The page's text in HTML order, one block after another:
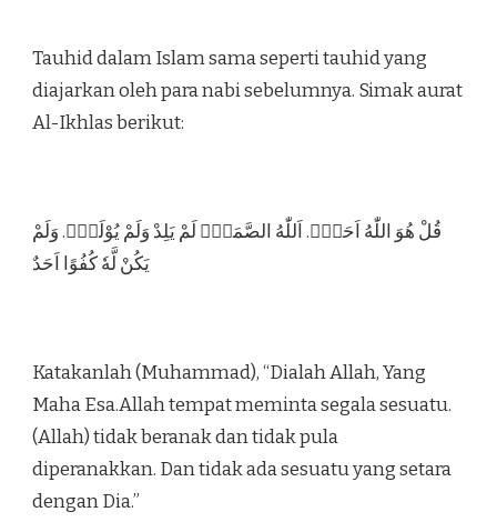
Tauhid dalam Islam sama seperti tauhid yang
diajarkan oleh para nabi sebelumnya. Simak aurat
Al-Ikhlas berikut:
قُلْ هُوَ اللّٰهُ اَحَدٌۚ. اَللّٰهُ الصَّمَدُۚ لَمْ يَلِدْ وَلَمْ يُوْلَدْۙ. وَلَمْ
يَكُنْ لَّهٗ كُفُوًا اَحَدٌ
Katakanlah (Muhammad), “Dialah Allah, Yang
Maha Esa.Allah tempat meminta segala sesuatu.
(Allah) tidak beranak dan tidak pula
diperanakkan. Dan tidak ada sesuatu yang setara
dengan Dia.”